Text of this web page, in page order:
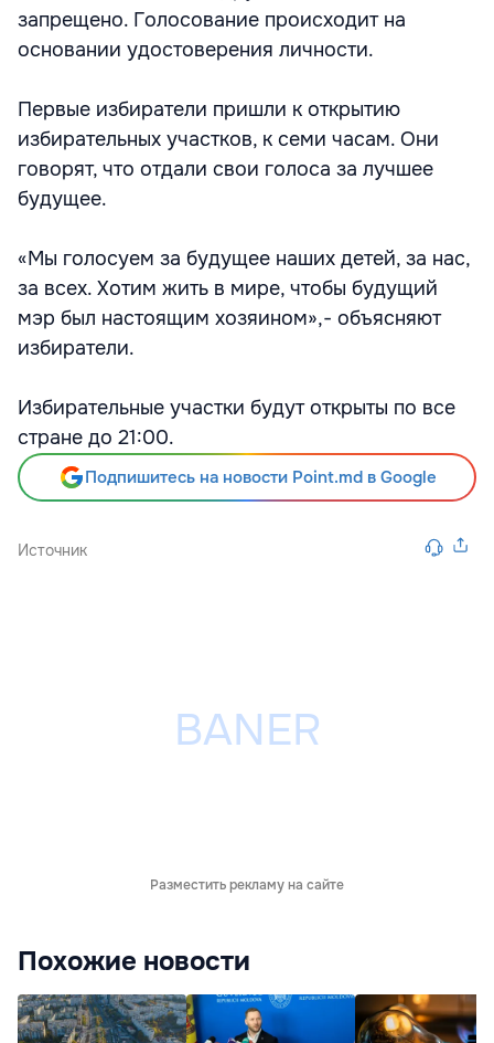
запрещено. Голосование происходит на
основании удостоверения личности.
Первые избиратели пришли к открытию
избирательных участков, к семи часам. Они
говорят, что отдали свои голоса за лучшее
будущее.
«Мы голосуем за будущее наших детей, за нас,
за всех. Хотим жить в мире, чтобы будущий
мэр был настоящим хозяином»,- объясняют
избиратели.
Избирательные участки будут открыты по все
стране до 21:00.
Подпишитесь на новости Point.md в Google
Источник
Разместить рекламу на сайте
Похожие новости